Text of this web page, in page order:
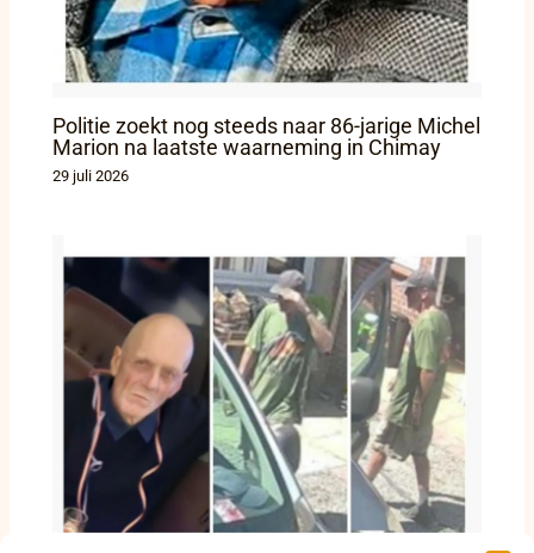
Politie zoekt nog steeds naar 86-jarige Michel
Marion na laatste waarneming in Chimay
29 juli 2026